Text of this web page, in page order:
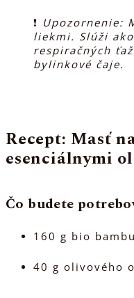
❗ Upozornenie:
liekmi. Slúži
respiračných
bylinkové čaje.
Recept: Masť
esenciálnymi
Čo budete
160 g bio
40 g olivového